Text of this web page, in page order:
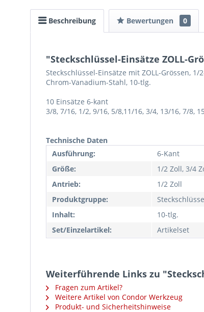
Beschreibung Bewertungen 0
"Steckschlüssel-Einsätze ZOLL-
Steckschlüssel-Einsätze mit ZOLL-Grössen, 1/
Chrom-Vanadium-Stahl, 10-tlg.
10 Einsätze 6-kant
3/8, 7/16, 1/2, 9/16, 5/8,11/16, 3/4, 13/16, 7/8,
Technische Daten
Ausführung:
6-Kant
Größe:
1/2 Zoll, 3/4
Antrieb:
1/2 Zoll
Produktgruppe:
Inhalt:
10-tlg.
Set/Einzelartikel:
Artikelset
Weiterführende Links zu
Fragen zum Artikel?
Weitere Artikel von Condor Werkzeug
Produkt- und Sicherheitshinweise